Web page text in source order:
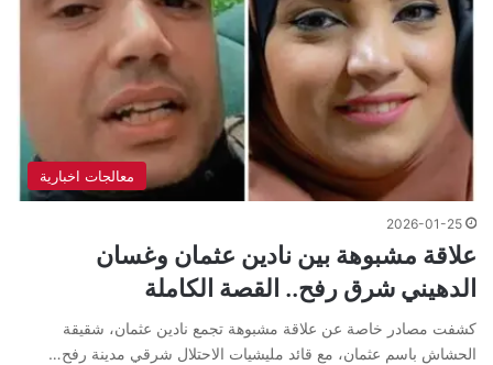
معالجات اخبارية
2026-01-25
علاقة مشبوهة بين نادين عثمان وغسان
الدهيني شرق رفح.. القصة الكاملة
كشفت مصادر خاصة عن علاقة مشبوهة تجمع نادين عثمان، شقيقة
الحشاش باسم عثمان، مع قائد مليشيات الاحتلال شرقي مدينة رفح…